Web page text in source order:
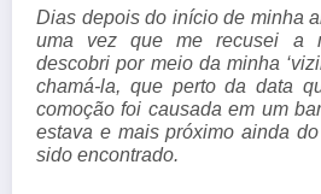
Dias depois do início de minha
uma vez que me recusei a
descobri por meio da minha
chamá-la, que perto da data
comoção foi causada em um
estava e mais próximo ainda
sido encontrado.